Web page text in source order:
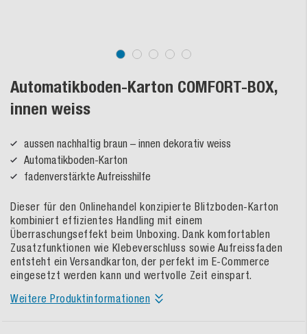
Automatikboden-Karton COMFORT-BOX,
innen weiss
aussen nachhaltig braun – innen dekorativ weiss
Automatikboden-Karton
fadenverstärkte Aufreisshilfe
Dieser für den Onlinehandel konzipierte Blitzboden-Karton
kombiniert effizientes Handling mit einem
Überraschungseffekt beim Unboxing. Dank komfortablen
Zusatzfunktionen wie Klebeverschluss sowie Aufreissfaden
entsteht ein Versandkarton, der perfekt im E-Commerce
eingesetzt werden kann und wertvolle Zeit einspart.
Weitere Produktinformationen